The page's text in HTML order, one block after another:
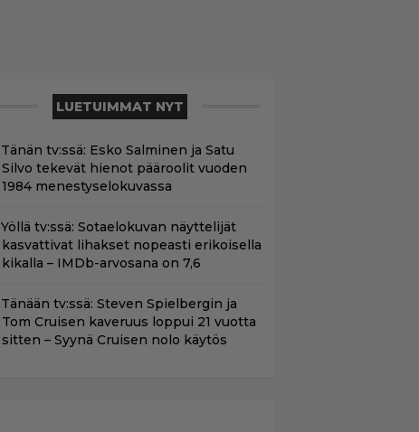
LUETUIMMAT NYT
Tänän tv:ssä: Esko Salminen ja Satu
Silvo tekevät hienot pääroolit vuoden
1984 menestyselokuvassa
Yöllä tv:ssä: Sotaelokuvan näyttelijät
kasvattivat lihakset nopeasti erikoisella
kikalla – IMDb-arvosana on 7,6
Tänään tv:ssä: Steven Spielbergin ja
Tom Cruisen kaveruus loppui 21 vuotta
sitten – Syynä Cruisen nolo käytös